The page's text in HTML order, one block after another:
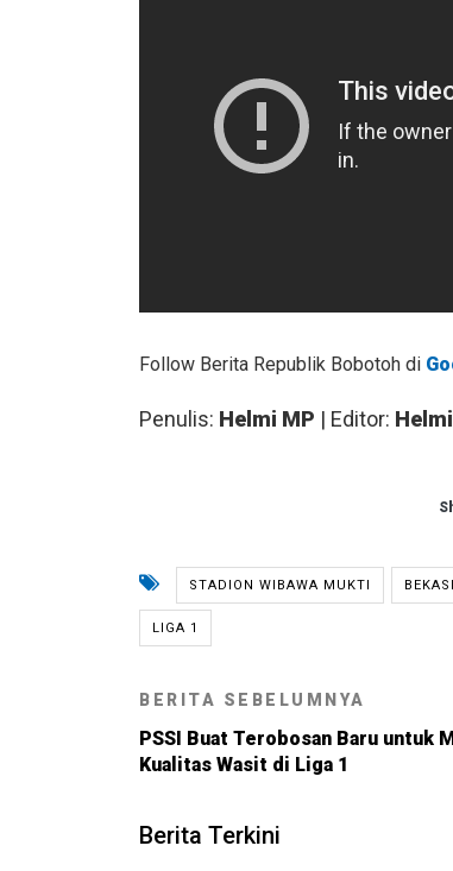
Follow Berita Republik Bobotoh di
Penulis: Helmi MP | Editor:
STADION WIBAWA MUKTI BEKASI
LIGA 1
BERITA SEBELUMNYA
PSSI Buat Terobosan Baru untuk
Kualitas Wasit di Liga 1
Berita Terkini